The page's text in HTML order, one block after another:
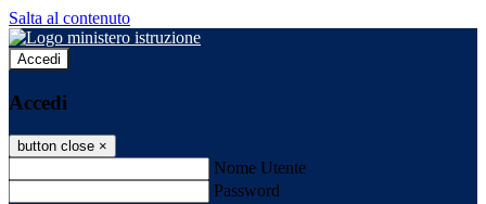
Salta al contenuto
Accedi
Accedi
button close ×
Nome Utente
Password